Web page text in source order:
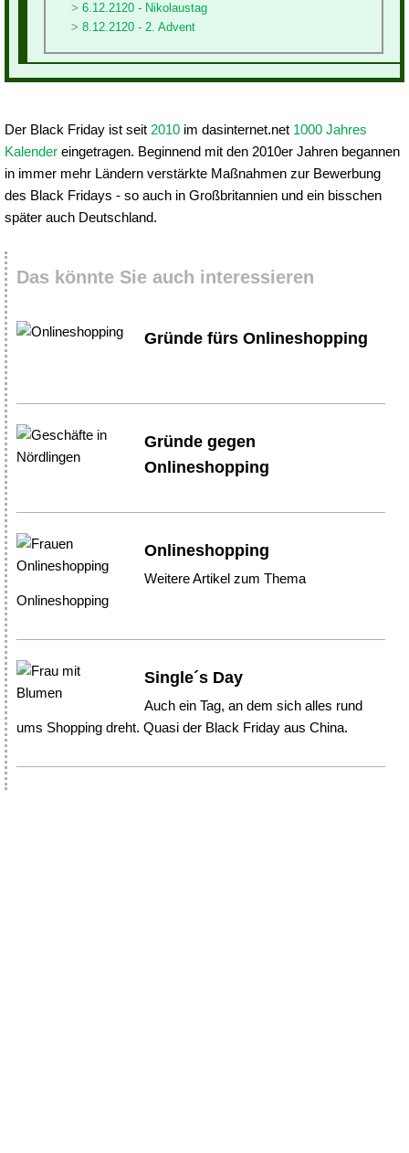
6.12.2120 - Nikolaustag
8.12.2120 - 2. Advent
Der Black Friday ist seit 2010 im dasinternet.net 1000 Jahres
Kalender eingetragen. Beginnend mit den 2010er Jahren begannen
in immer mehr Ländern verstärkte Maßnahmen zur Bewerbung
des Black Fridays - so auch in Großbritannien und ein bisschen
später auch Deutschland.
Das könnte Sie auch interessieren
Gründe fürs Onlineshopping
Gründe gegen
Onlineshopping
Onlineshopping
Weitere Artikel zum Thema
Onlineshopping
Single´s Day
Auch ein Tag, an dem sich alles rund
ums Shopping dreht. Quasi der Black Friday aus China.